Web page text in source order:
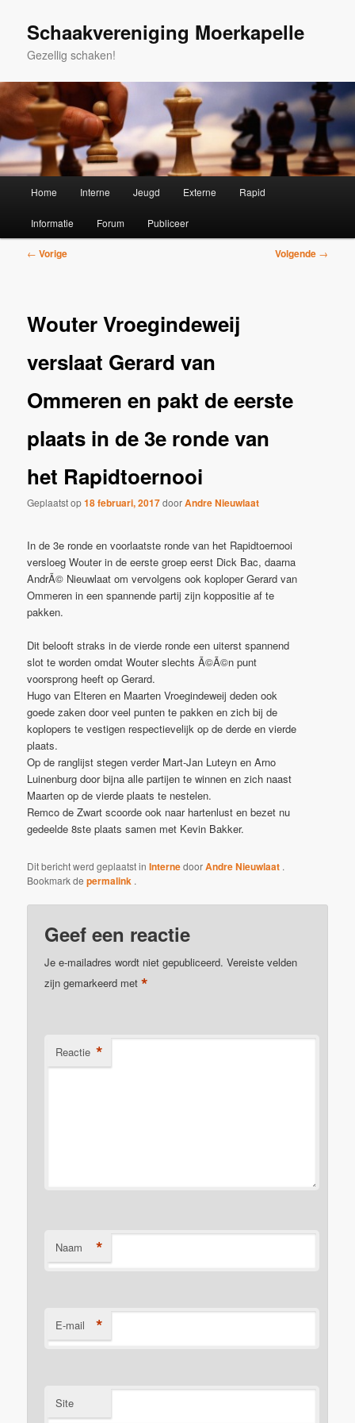
primaire
Schaakvereniging Moerkapelle
Gezellig schaken!
Home Interne Jeugd Externe Rapid
Informatie Forum Publiceer
Bericht
← Vorige Volgende →
Wouter Vroegindeweij
verslaat Gerard van
Ommeren en pakt de eerste
plaats in de 3e ronde van
het Rapidtoernooi
Geplaatst op18 februari, 2017doorAndre Nieuwlaat
In de 3e ronde en voorlaatste ronde van het Rapidtoernooi
versloeg Wouter in de eerste groep eerst Dick Bac, daarna
AndrÃ© Nieuwlaat om vervolgens ook koploper Gerard van
Ommeren in een spannende partij zijn koppositie af te
pakken.
Dit belooft straks in de vierde ronde een uiterst spannend
slot te worden omdat Wouter slechts Ã©Ã©n punt
voorsprong heeft op Gerard.
Hugo van Elteren en Maarten Vroegindeweij deden ook
goede zaken door veel punten te pakken en zich bij de
koplopers te vestigen respectievelijk op de derde en vierde
plaats.
Op de ranglijst stegen verder Mart-Jan Luteyn en Arno
Luinenburg door bijna alle partijen te winnen en zich naast
Maarten op de vierde plaats te nestelen.
Remco de Zwart scoorde ook naar hartenlust en bezet nu
gedeelde 8ste plaats samen met Kevin Bakker.
Dit bericht werd geplaatst inInternedoorAndre Nieuwlaat .
Bookmark depermalink .
Geef een reactie
Je e-mailadres wordt niet gepubliceerd. Vereiste velden
zijn gemarkeerd met*
Reactie *
Naam *
E-mail *
Site